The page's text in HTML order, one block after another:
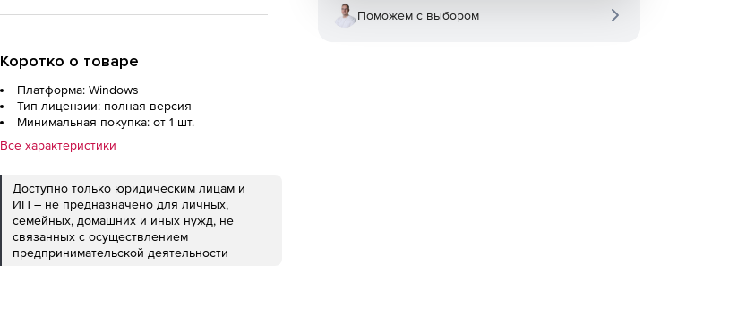
Коротко о товаре
Платформа: Windows
Тип лицензии: полная версия
Минимальная покупка: от 1 шт.
Все характеристики
Доступно только юридическим лицам и
ИП – не предназначено для личных,
семейных, домашних и иных нужд, не
связанных с осуществлением
предпринимательской деятельности
Поможем с выбором